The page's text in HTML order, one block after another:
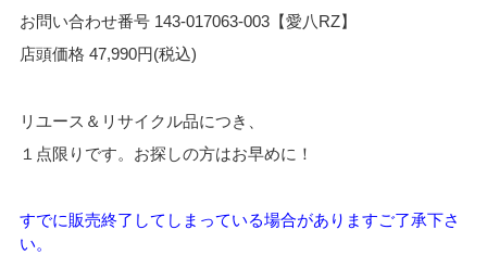
お問い合わせ番号 143-017063-003【愛八RZ】
店頭価格 47,990円(税込)
リユース＆リサイクル品につき、
１点限りです。お探しの方はお早めに！
すでに販売終了してしまっている場合がありますご了承下さ
い。